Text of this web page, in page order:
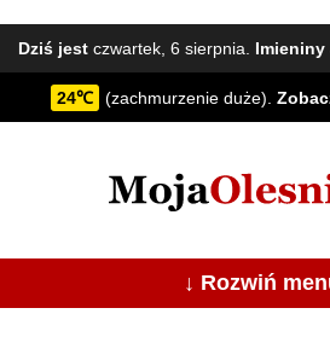
Dziś jest czwartek, 6 sierpnia. Imieniny
24℃ (zachmurzenie duże).
↓ Rozwiń